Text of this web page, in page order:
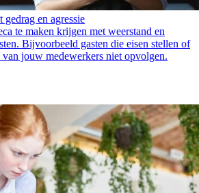
gedrag en agressie
te maken krijgen met weerstand en
Bijvoorbeeld gasten die eisen stellen of
van jouw medewerkers niet opvolgen.